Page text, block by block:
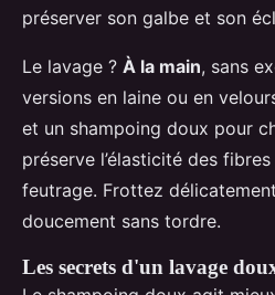
préserver son galbe et son
Le lavage ? À la main, sans
versions en laine ou en
et un shampoing doux pour
préserve l’élasticité des
feutrage. Frottez
doucement sans tordre.
Les secrets d'un lavage